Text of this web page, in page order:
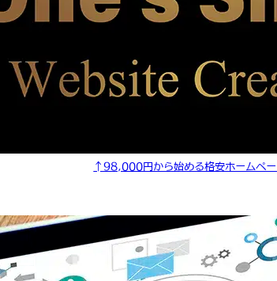
↑98,000円から始める格安ホームペ